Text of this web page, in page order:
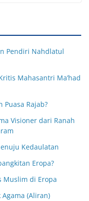
Pendiri Nahdlatul
Mahasantri Ma’had
Puasa Rajab?
Visioner dari Ranah
Kedaulatan
Eropa?
Muslim di Eropa
(Aliran)